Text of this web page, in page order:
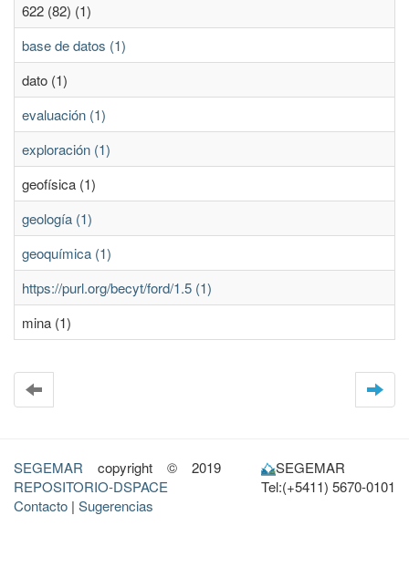
622 (82) (1)
base de datos (1)
dato (1)
evaluación (1)
exploración (1)
geofísica (1)
geología (1)
geoquímica (1)
https://purl.org/becyt/ford/1.5 (1)
mina (1)
SEGEMAR copyright © 2019
REPOSITORIO-DSPACE
Contacto | Sugerencias
SEGEMAR
Tel:(+5411) 5670-0101